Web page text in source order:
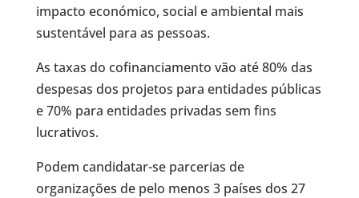
impacto económico, social e ambiental mais
sustentável para as pessoas.
As taxas do cofinanciamento vão até 80% das
despesas dos projetos para entidades públicas
e 70% para entidades privadas sem fins
lucrativos.
Podem candidatar-se parcerias de
organizações de pelo menos 3 países dos 27